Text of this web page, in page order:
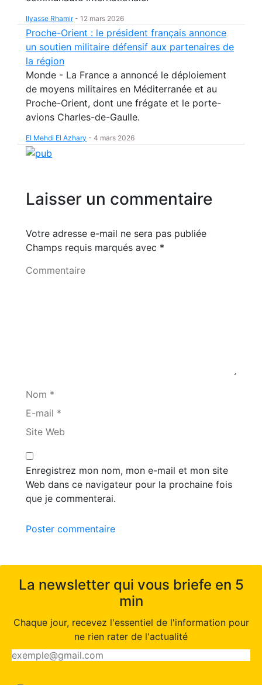
Ilyasse Rhamir- 12 mars 2026
Proche-Orient : le président français annonce
un soutien militaire défensif aux partenaires de
la région
Monde - La France a annoncé le déploiement
de moyens militaires en Méditerranée et au
Proche-Orient, dont une frégate et le porte-
avions Charles-de-Gaulle.
El Mehdi El Azhary - 4 mars 2026
Laisser un commentaire
Votre adresse e-mail ne sera pas publiée
Champs requis marqués avec *
Commentaire
Nom *
E-mail *
Site Web
Enregistrez mon nom, mon e-mail et mon site
Web dans ce navigateur pour la prochaine fois
que je commenterai.
Poster commentaire
La newsletter qui vous briefe en 5
min
Chaque jour, recevez l'essentiel de l'information pour
ne rien rater de l'actualité